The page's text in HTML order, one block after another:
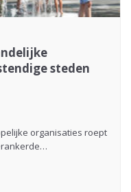
steden
organisaties roept